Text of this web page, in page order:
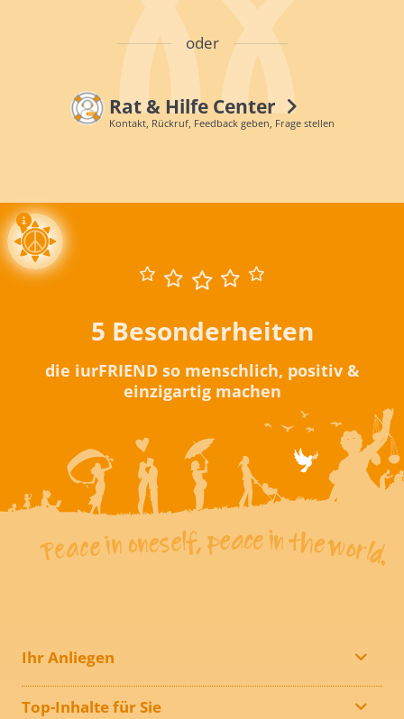
oder
Rat & Hilfe Center
Kontakt, Rückruf, Feedback geben, Frage stellen
5 Besonderheiten
die iurFRIEND so menschlich, positiv &
einzigartig machen
Ihr Anliegen
Top-Inhalte für Sie